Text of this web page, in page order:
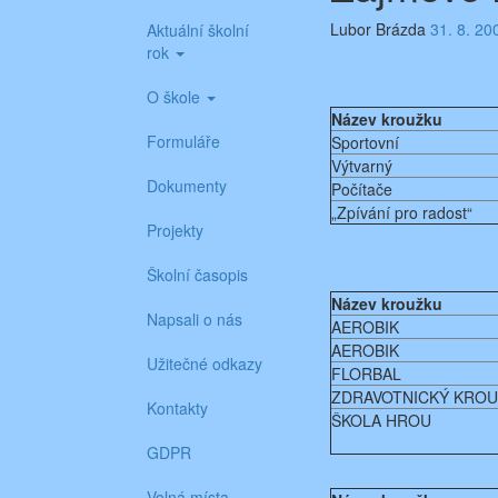
Aktuální školní
rok
O škole
Formuláře
Dokumenty
Projekty
Školní časopis
Napsali o nás
Užitečné odkazy
Kontakty
GDPR
Lubor Brázda 31. 8.
Název kroužku
Sportovní
Výtvarný
Počítače
„Zpívání pro radost“
Název kroužku
AEROBIK
AEROBIK
FLORBAL
ZDRAVOTNICKÝ
ŠKOLA HROU